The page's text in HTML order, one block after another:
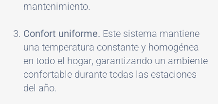
mantenimiento.
Confort uniforme. Este sistema mantiene
una temperatura constante y homogénea
en todo el hogar, garantizando un ambiente
confortable durante todas las estaciones
del año.